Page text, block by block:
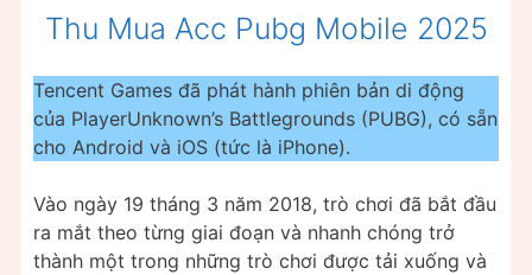
Thu Mua Acc Pubg Mobile 2025
Tencent Games đã phát hành phiên bản di động
của PlayerUnknown’s Battlegrounds (PUBG), có sẵn
cho Android và iOS (tức là iPhone).
Vào ngày 19 tháng 3 năm 2018, trò chơi đã bắt đầu
ra mắt theo từng giai đoạn và nhanh chóng trở
thành một trong những trò chơi được tải xuống và